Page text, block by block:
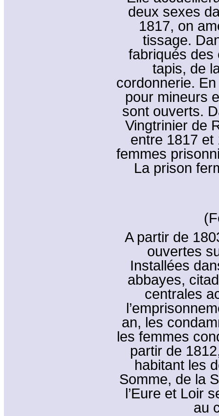
deux sexes
1817, on
tissage.
fabriqués des
tapis, de
cordonnerie.
pour mineurs
sont ouverts.
Vingtrinier de
entre 1817 et
femmes
La prison
A partir de
ouvertes
Installées
abbayes,
centrales
an, les
les femmes
partir de
habitant les
Somme, de la
l’Eure et Loir
au